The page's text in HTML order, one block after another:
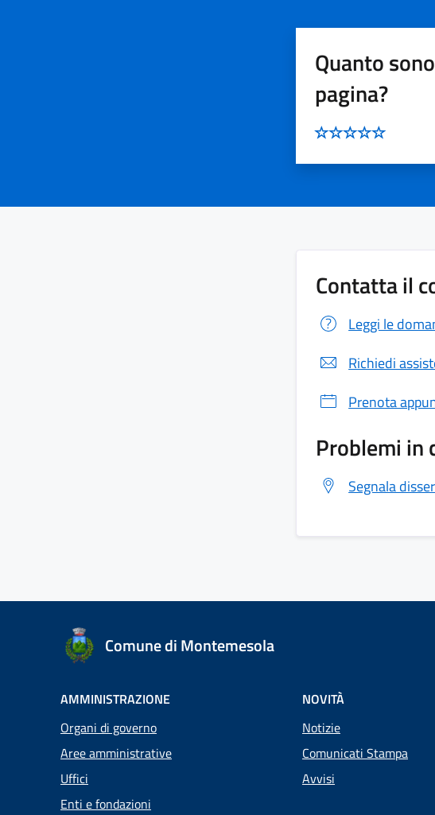
Quanto
pagina?
Contatta il
Leggi le
Richiedi
Prenota
Problemi in
Segnala
Comune di Montemesola
AMMINISTRAZIONE
Organi di governo
Aree amministrative
Uffici
Enti e fondazioni
NOVITÀ
Notizie
Comunicati Stampa
Avvisi